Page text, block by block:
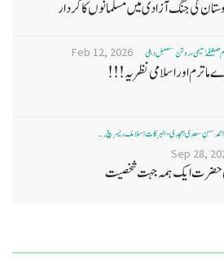
کی جنگ آزادی میں مسلمانوں کا کردار
مصطفےٰ نعیمی، روشن مستقبل دہلی Feb 12, 2026
ماترم اور اسلامی نظریہ!!!
احمد حسن سعدی امجدی - البرکات اسلامک ریسرچ ...
Sep 28,
حضرت ایک ہمہ جہت شخصیت